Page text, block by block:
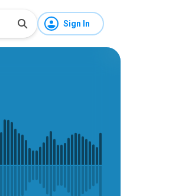
Sign In